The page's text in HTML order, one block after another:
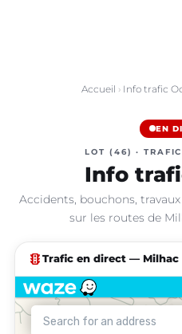
Accueil › Info trafic
EN
LOT (46) ·
Info
Accidents, bouchons,
sur les routes de
traffic Trafic en direct — Milhac